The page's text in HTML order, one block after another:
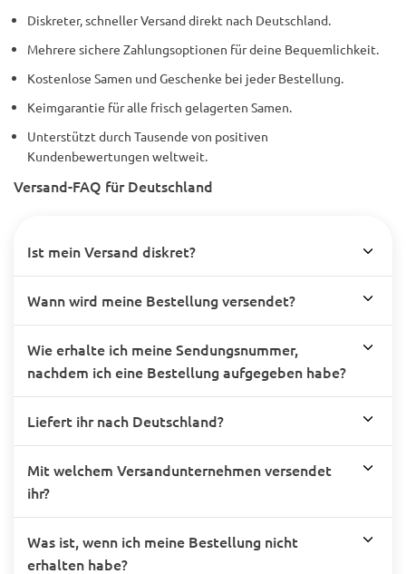
Diskreter, schneller Versand direkt nach Deutschland.
Mehrere sichere Zahlungsoptionen für deine Bequemlichkeit.
Kostenlose Samen und Geschenke bei jeder Bestellung.
Keimgarantie für alle frisch gelagerten Samen.
Unterstützt durch Tausende von positiven
Kundenbewertungen weltweit.
Versand-FAQ für Deutschland
Ist mein Versand diskret?
Wann wird meine Bestellung versendet?
Wie erhalte ich meine Sendungsnummer,
nachdem ich eine Bestellung aufgegeben habe?
Liefert ihr nach Deutschland?
Mit welchem Versandunternehmen versendet
ihr?
Was ist, wenn ich meine Bestellung nicht
erhalten habe?